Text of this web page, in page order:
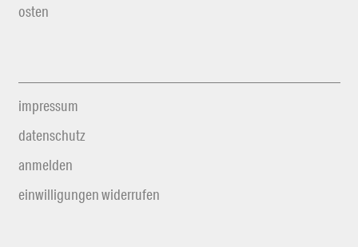
osten
impressum
datenschutz
anmelden
einwilligungen widerrufen